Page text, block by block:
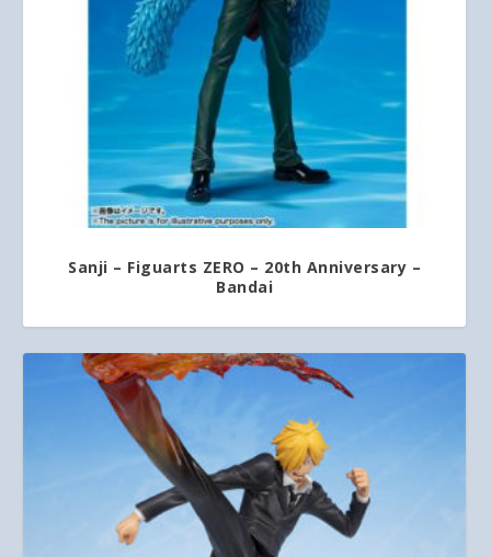
Sanji – Figuarts ZERO – 20th Anniversary –
Bandai